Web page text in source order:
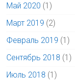
Май 2020 (1)
Март 2019 (2)
Февраль 2019 (1)
Сентябрь 2018 (1)
Июль 2018 (1)